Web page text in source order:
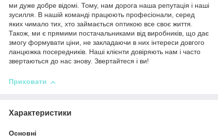
ми дуже добре відомі. Тому, нам дорога наша репутація і наші
зусилля. В нашій команді працюють професіонали, серед
яких чимало тих, хто займається оптикою все своє життя.
Також, ми є прямими постачальниками від виробників, що дає
змогу формувати ціни, не закладаючи в них інтереси довгого
ланцюжка посередників. Наші клієнти довіряють нам і часто
звертаються до нас знову. Звертайтеся і ви!
Приховати
Характеристики
Основні